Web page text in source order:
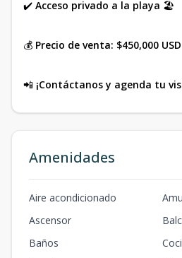
✔️ Acceso privado a la playa 🏖️
💰 Precio de venta: $450,000 USD
📲 ¡Contáctanos y agenda tu
Amenidades
Aire acondicionado
Ascensor
Baños